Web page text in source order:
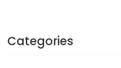
Categories